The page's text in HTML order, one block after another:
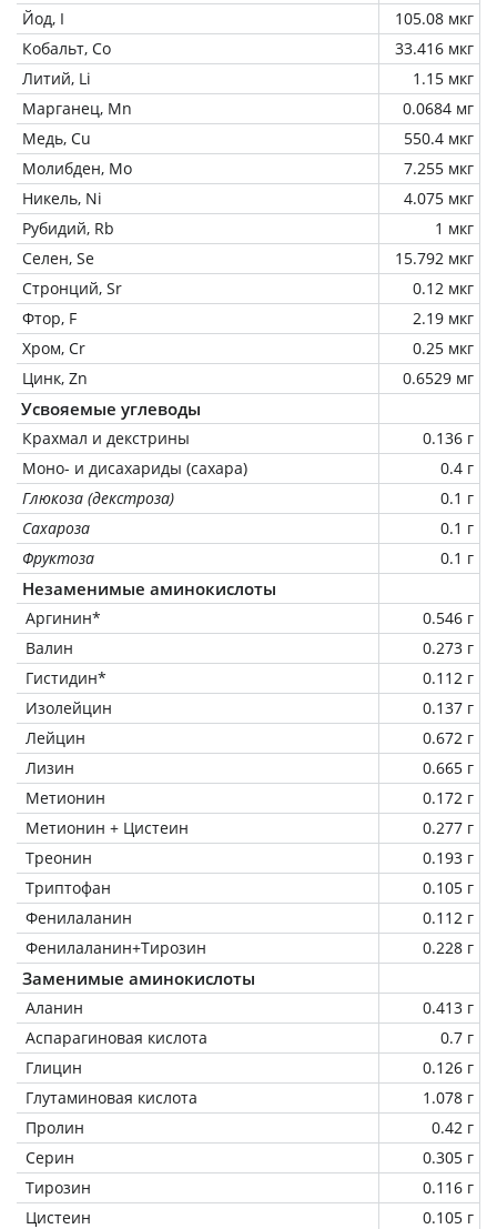
Йод, I
105.08 мкг
Кобальт, Co
33.416 мкг
Литий, Li
1.15 мкг
Марганец, Mn
0.0684 мг
Медь, Cu
550.4 мкг
Молибден, Mo
7.255 мкг
Никель, Ni
4.075 мкг
Рубидий, Rb
1 мкг
Селен, Se
15.792 мкг
Стронций, Sr
0.12 мкг
Фтор, F
2.19 мкг
Хром, Cr
0.25 мкг
Цинк, Zn
0.6529 мг
Усвояемые углеводы
Крахмал и декстрины
0.136 г
Моно- и дисахариды (сахара)
0.4 г
Глюкоза (декстроза)
0.1 г
Сахароза
0.1 г
Фруктоза
0.1 г
Незаменимые аминокислоты
Аргинин*
0.546 г
Валин
0.273 г
Гистидин*
0.112 г
Изолейцин
0.137 г
Лейцин
0.672 г
Лизин
0.665 г
Метионин
0.172 г
Метионин + Цистеин
0.277 г
Треонин
0.193 г
Триптофан
0.105 г
Фенилаланин
0.112 г
Фенилаланин+Тирозин
0.228 г
Заменимые аминокислоты
Аланин
0.413 г
Аспарагиновая кислота
0.7 г
Глицин
0.126 г
Глутаминовая кислота
1.078 г
Пролин
0.42 г
Серин
0.305 г
Тирозин
0.116 г
Цистеин
0.105 г